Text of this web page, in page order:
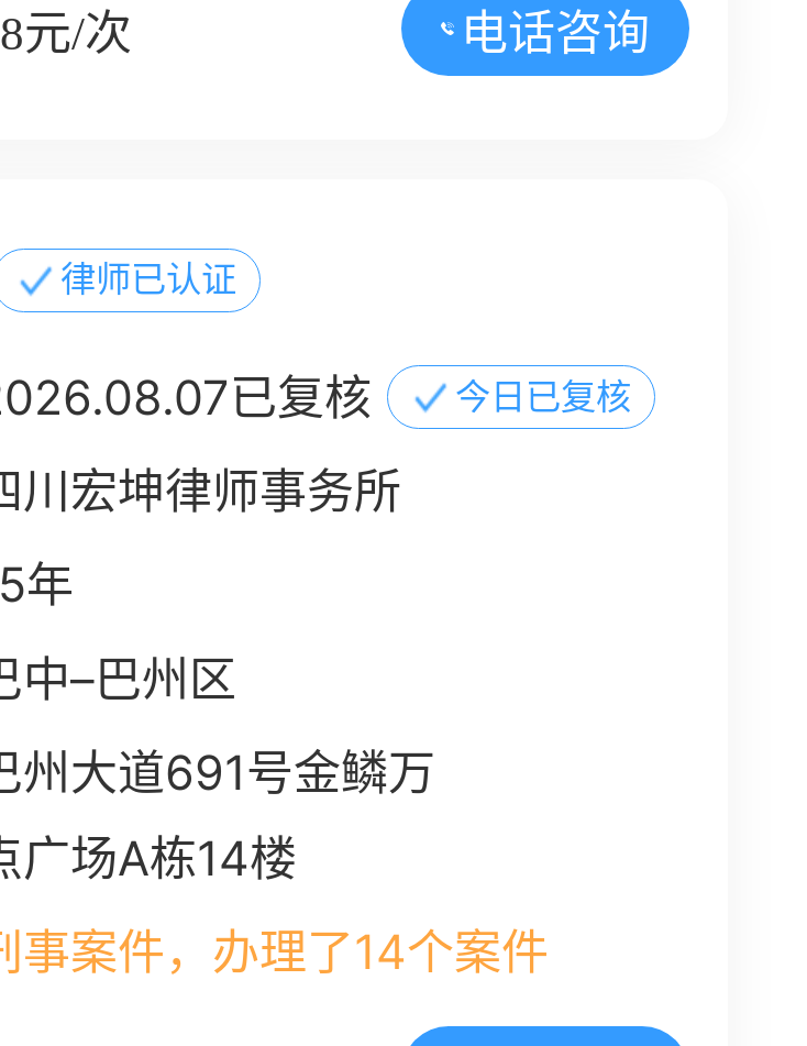
元/次 电话咨询
律师已认证
已复核 今日已复核
川宏坤律师事务所
年
中–巴州区
州大道691号金鳞万
广场A栋14楼
事案件，办理了14个案件